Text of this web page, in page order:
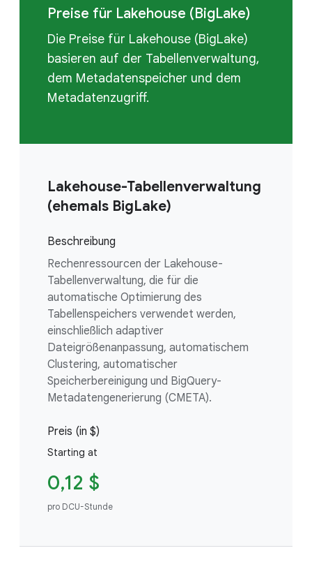
Preise für Lakehouse (BigLake)
Die Preise für Lakehouse (BigLake)
basieren auf der Tabellenverwaltung,
dem Metadatenspeicher und dem
Metadatenzugriff.
Lakehouse-Tabellenverwaltung
(ehemals BigLake)
Beschreibung
Rechenressourcen der Lakehouse-
Tabellenverwaltung, die für die
automatische Optimierung des
Tabellenspeichers verwendet werden,
einschließlich adaptiver
Dateigrößenanpassung, automatischem
Clustering, automatischer
Speicherbereinigung und BigQuery-
Metadatengenerierung (CMETA).
Preis (in $)
Starting at
0,12 $
pro DCU-Stunde